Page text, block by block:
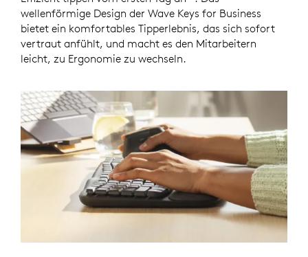
wellenförmige Design der Wave Keys for Business
bietet ein komfortables Tipperlebnis, das sich sofort
vertraut anfühlt, und macht es den Mitarbeitern
leicht, zu Ergonomie zu wechseln.